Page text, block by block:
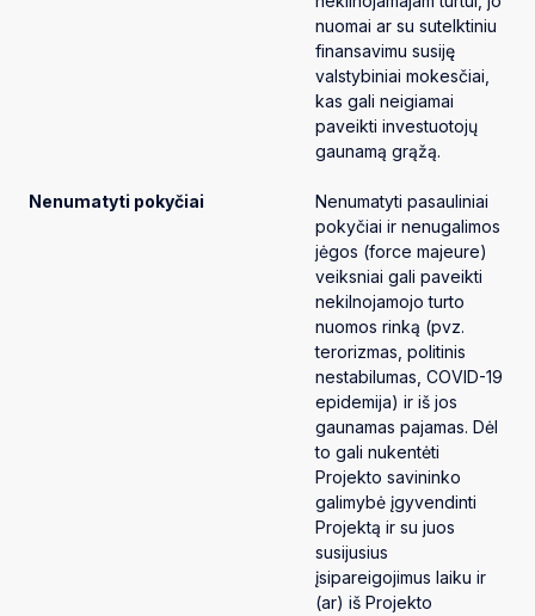
nuomai ar su sutelktiniu
finansavimu susiję
valstybiniai mokesčiai,
kas gali neigiamai
paveikti investuotojų
gaunamą grąžą.
Nenumatyti pokyčiai
Nenumatyti pasauliniai
pokyčiai ir nenugalimos
jėgos (force majeure)
veiksniai gali paveikti
nekilnojamojo turto
nuomos rinką (pvz.
terorizmas, politinis
nestabilumas, COVID-19
epidemija) ir iš jos
gaunamas pajamas. Dėl
to gali nukentėti
Projekto savininko
galimybė įgyvendinti
Projektą ir su juos
susijusius
įsipareigojimus laiku ir
(ar) iš Projekto